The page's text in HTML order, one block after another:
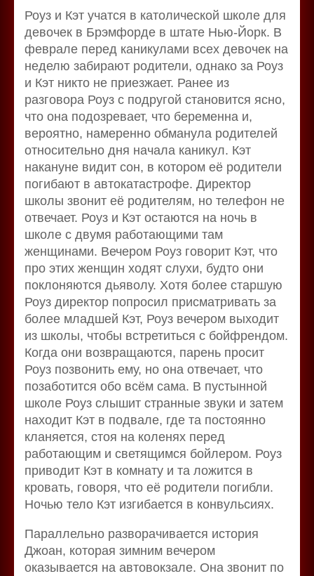
Роуз и Кэт учатся в католической школе для
девочек в Брэмфорде в штате Нью-Йорк. В
феврале перед каникулами всех девочек на
неделю забирают родители, однако за Роуз
и Кэт никто не приезжает. Ранее из
разговора Роуз с подругой становится ясно,
что она подозревает, что беременна и,
вероятно, намеренно обманула родителей
относительно дня начала каникул. Кэт
накануне видит сон, в котором её родители
погибают в автокатастрофе. Директор
школы звонит её родителям, но телефон не
отвечает. Роуз и Кэт остаются на ночь в
школе с двумя работающими там
женщинами. Вечером Роуз говорит Кэт, что
про этих женщин ходят слухи, будто они
поклоняются дьяволу. Хотя более старшую
Роуз директор попросил присматривать за
более младшей Кэт, Роуз вечером выходит
из школы, чтобы встретиться с бойфрендом.
Когда они возвращаются, парень просит
Роуз позвонить ему, но она отвечает, что
позаботится обо всём сама. В пустынной
школе Роуз слышит странные звуки и затем
находит Кэт в подвале, где та постоянно
кланяется, стоя на коленях перед
работающим и светящимся бойлером. Роуз
приводит Кэт в комнату и та ложится в
кровать, говоря, что её родители погибли.
Ночью тело Кэт изгибается в конвульсиях.
Параллельно разворачивается история
Джоан, которая зимним вечером
оказывается на автовокзале. Она звонит по